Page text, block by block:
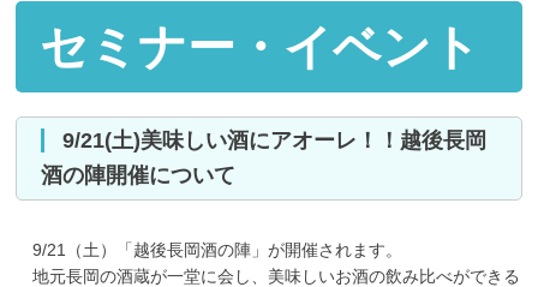
セミナー・イベント
9/21(土)美味しい酒にアオーレ！！越後長岡
酒の陣開催について
9/21（土）「越後長岡酒の陣」が開催されます。
地元長岡の酒蔵が一堂に会し、美味しいお酒の飲み比べができる